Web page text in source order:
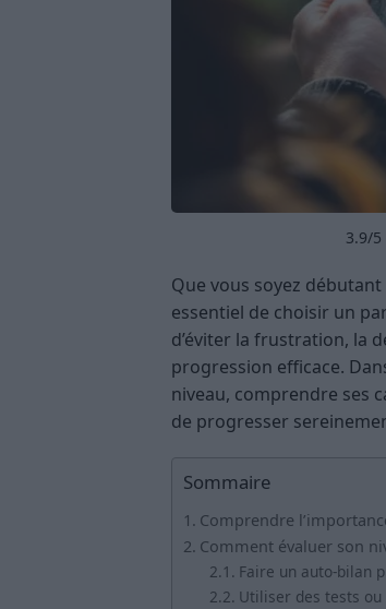
3.9/5
Que vous soyez
essentiel de choisir un
d’éviter la frustration, la
progression efficace.
niveau, comprendre ses
de progresser
Sommaire
Comprendre
Comment évaluer son
Faire un auto-bilan
Utiliser des tests